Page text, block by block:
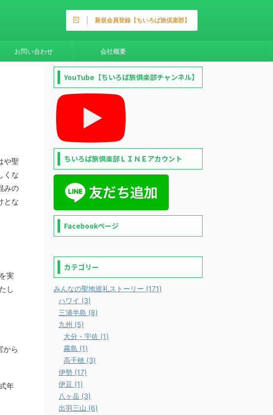
新規会員登録【ちいろば旅倶楽部】
お問い合わせ 会社概要
や聖
くな
みの
とな
実
し
から
年
YouTube【ちいろば旅倶楽部チャンネル】
ちいろば旅倶楽部ＬＩＮＥアカウント
Facebookページ
カテゴリー
みんなの聖地巡礼ストーリー (171)
ハワイ (3)
三浦半島 (8)
九州 (5)
大分・宇佐 (1)
霧島 (1)
高千穂 (3)
伊勢 (17)
伊豆 (1)
八ヶ岳 (3)
出羽三山 (6)